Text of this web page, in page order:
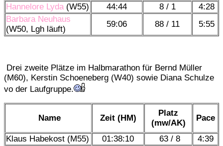
Hannelore Lyda(W55) 44:44 8 / 1
4:28
Barbara Neuhaus
(W50, Lgh läuft)
59:06 88 / 11 5:55
Drei zweite Plätze im Halbmarathon für Bernd Müller
(M60), Kerstin Schoeneberg (W40) sowie Diana Schulze
vo der Laufgruppe.
Name Zeit (HM)
Platz
(mw/AK)
Pace
Klaus Habekost (M55) 01:38:10 63 / 8
4:39